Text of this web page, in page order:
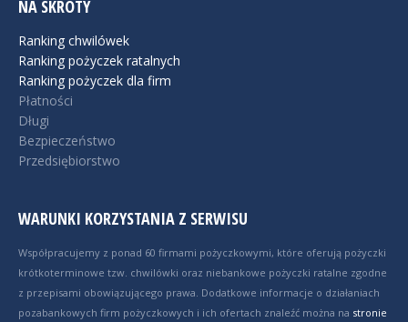
NA SKRÓTY
Ranking chwilówek
Ranking pożyczek ratalnych
Ranking pożyczek dla firm
Płatności
Długi
Bezpieczeństwo
Przedsiębiorstwo
WARUNKI KORZYSTANIA Z SERWISU
Współpracujemy z ponad 60 firmami pożyczkowymi, które oferują pożyczki
krótkoterminowe tzw. chwilówki oraz niebankowe pożyczki ratalne zgodne
z przepisami obowiązującego prawa. Dodatkowe informacje o działaniach
pozabankowych firm pożyczkowych i ich ofertach znaleźć można na stronie